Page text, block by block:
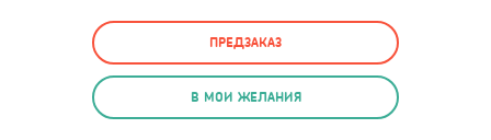
ПРЕДЗАКАЗ
В МОИ ЖЕЛАНИЯ